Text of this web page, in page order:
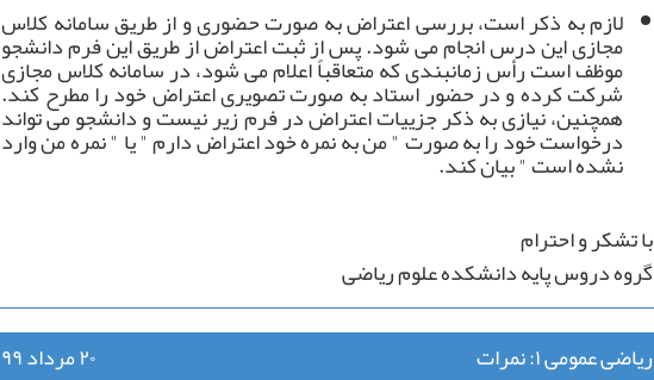
لازم به ذکر است، بررسی اعتراض به صورت حضوری و از طریق سامانه کلاس
مجازی این درس انجام می شود. پس از ثبت اعتراض از طریق این فرم دانشجو
موظف است رأس زمانبندی که متعاقباً اعلام می شود، در سامانه کلاس مجازی
شرکت کرده و در حضور استاد به صورت تصویری اعتراض خود را مطرح کند.
همچنین، نیازی به ذکر جزییات اعتراض در فرم زیر نیست و دانشجو می تواند
درخواست خود را به صورت " من به نمره خود اعتراض دارم " یا " نمره من وارد
نشده است " بیان کند.
با تشکر و احترام
گروه دروس پایه دانشکده علوم ریاضی
ریاضی عمومی ۱: نمرات
۲۰ مرداد ۹۹